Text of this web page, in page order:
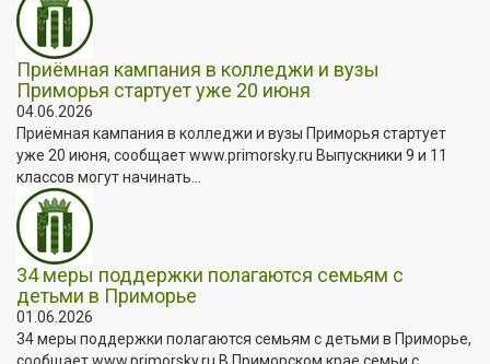
Приёмная кампания в колледжи и вузы
Приморья стартует уже 20 июня
04.06.2026
Приёмная кампания в колледжи и вузы Приморья стартует
уже 20 июня, сообщает www.primorsky.ru Выпускники 9 и 11
классов могут начинать...
34 меры поддержки полагаются семьям с
детьми в Приморье
01.06.2026
34 меры поддержки полагаются семьям с детьми в Приморье,